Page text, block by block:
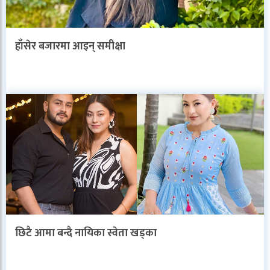
हाँसेर बजारमा आइन् समीक्षा
छिटै आमा बन्दै नायिका स्वेता खड्का